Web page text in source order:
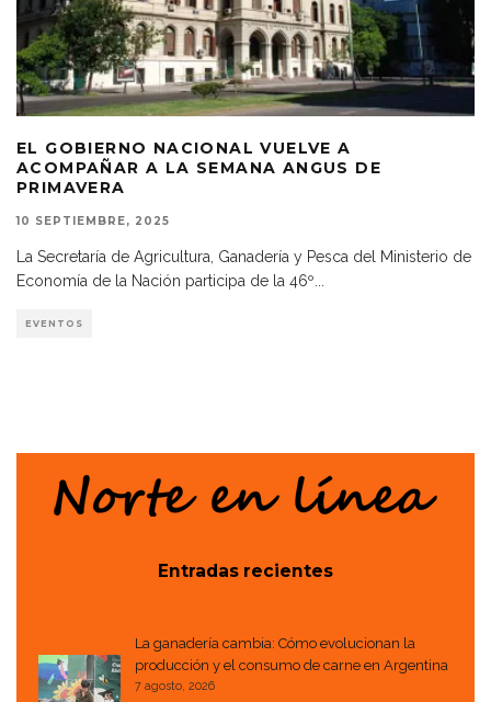
EL GOBIERNO NACIONAL VUELVE A
ACOMPAÑAR A LA SEMANA ANGUS DE
PRIMAVERA
10 SEPTIEMBRE, 2025
La Secretaría de Agricultura, Ganadería y Pesca del Ministerio de
Economía de la Nación participa de la 46º...
EVENTOS
Entradas recientes
La ganadería cambia: Cómo evolucionan la
producción y el consumo de carne en Argentina
7 agosto, 2026